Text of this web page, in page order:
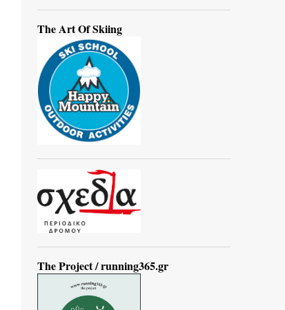
The Art Of Skiing
The Project / running365.gr